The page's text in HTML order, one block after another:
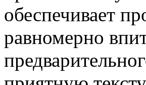
обеспечивает
равномерно